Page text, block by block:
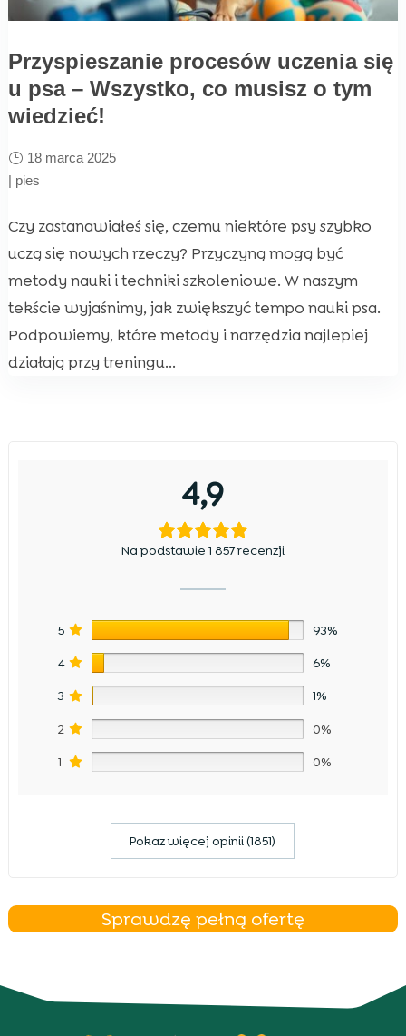
Przyspieszanie procesów uczenia się
u psa – Wszystko, co musisz o tym
wiedzieć!
18 marca 2025
| pies
Czy zastanawiałeś się, czemu niektóre psy szybko
uczą się nowych rzeczy? Przyczyną mogą być
metody nauki i techniki szkoleniowe. W naszym
tekście wyjaśnimy, jak zwiększyć tempo nauki psa.
Podpowiemy, które metody i narzędzia najlepiej
działają przy treningu...
4,9
Na podstawie 1 857 recenzji
5 93%
4 6%
3 1%
2 0%
1 0%
Pokaz więcej opinii (1851)
Sprawdzę pełną ofertę